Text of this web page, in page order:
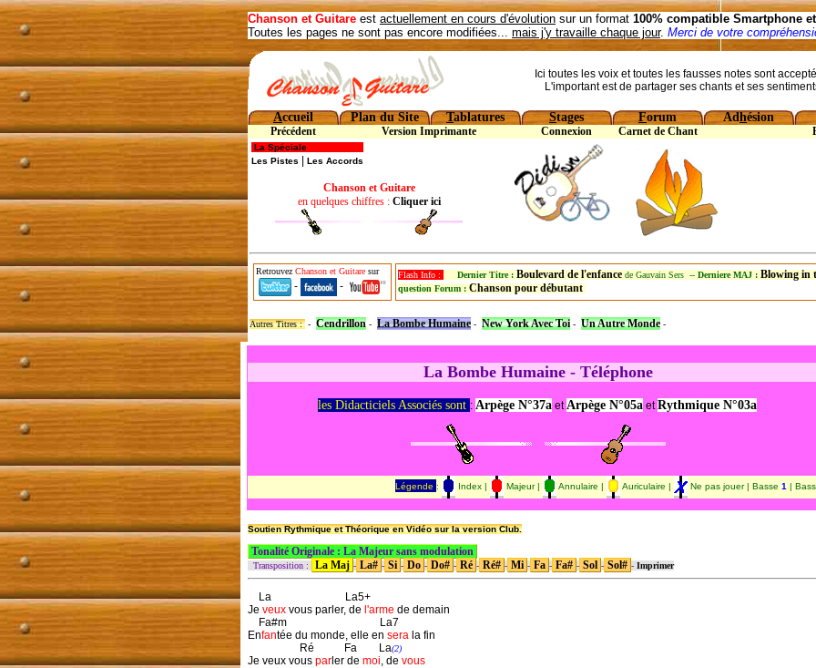
Chanson et Guitare est actuellement en cours d'évolution sur un format 100% compatible Smartphone
Toutes les pages ne sont pas encore modifiées... mais j'y travaille chaque jour. Merci de votre
Ici toutes les voix et toutes les fausses notes sont
L'important est de partager ses chants et ses
Accueil Plan du Site Tablatures Stages Forum Adhésion
Précédent Version Imprimante Connexion Carnet de Chant
La Spéciale
Les Pistes
Les Accords
Chanson et Guitare
en quelques chiffres : Cliquer ici
Retrouvez Chanson et Guitare sur
- -
Flash Info : Dernier Titre : Boulevard de l'enfance de Gauvain Sers -- Derniere MAJ : Blowing in
question Forum : Chanson pour débutant
Autres Titres : - Cendrillon - La Bombe Humaine - New York Avec Toi - Un Autre Monde -
La Bombe Humaine - Téléphone
les Didacticiels Associés sont : Arpège N°37aetArpège N°05aetRythmique N°03a
Légende : Index | Majeur | Annulaire | Auriculaire | Ne pas jouer | Basse 1 |
Soutien Rythmique et Théorique en Vidéo sur la version Club.
Tonalité Originale : La Majeur sans modulation
Transposition : La Maj - La# - Si - Do - Do# - Ré - Ré# - Mi - Fa - Fa# - Sol - Sol# - Imprimer
La La5+
Je veux vous parler, de l'arme de demain
Fa#m La7
Enfantée du monde, elle en sera la fin
Ré Fa La(2)
Je veux vous par ler de moi, de vous